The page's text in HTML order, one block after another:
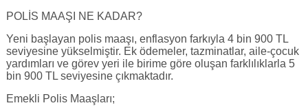
POLİS MAAŞI NE KADAR?
Yeni başlayan polis maaşı, enflasyon farkıyla 4 bin 900 TL
seviyesine yükselmiştir. Ek ödemeler, tazminatlar, aile-çocuk
yardımları ve görev yeri ile birime göre oluşan farklılıklarla 5
bin 900 TL seviyesine çıkmaktadır.
Emekli Polis Maaşları;